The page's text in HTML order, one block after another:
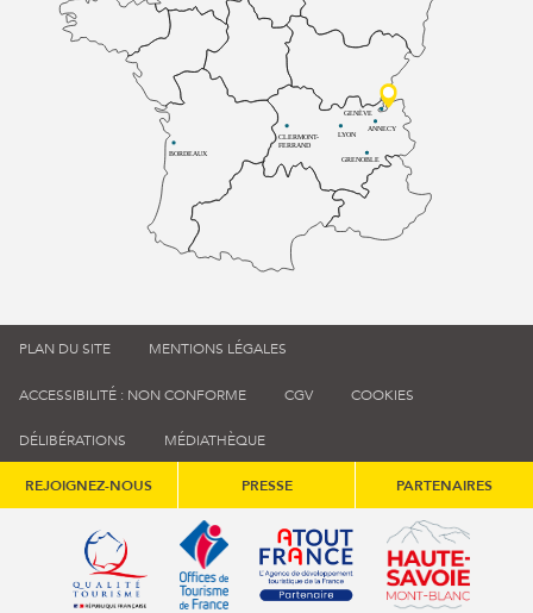
BORDEAUX
CLERMONT-
FERRAND
LYON
ANNECY
GRENOBLE
GENÈVE
PLAN DU SITE MENTIONS LÉGALES
ACCESSIBILITÉ : NON CONFORME CGV COOKIES
DÉLIBÉRATIONS MÉDIATHÈQUE
REJOIGNEZ-NOUS PRESSE PARTENAIRES
Qualité tourisme (s'ouvre dans une nouvelle fenêtre)
Office de tourisme de France (s'ouvre
Atout France (s'ouvre dans